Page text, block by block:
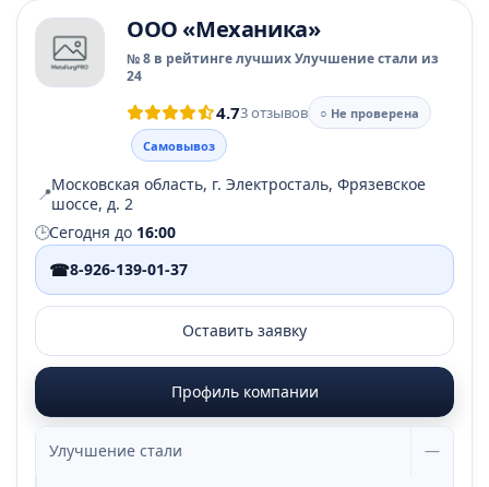
ООО «Механика»
№ 8 в рейтинге лучших Улучшение стали из
24
4.73 отзывов
○ Не проверена
Самовывоз
📍Московская область, г. Электросталь, Фрязевское
шоссе, д. 2
🕒Сегодня до 16:00
☎8-926-139-01-37
Оставить заявку
Профиль компании
Улучшение стали —